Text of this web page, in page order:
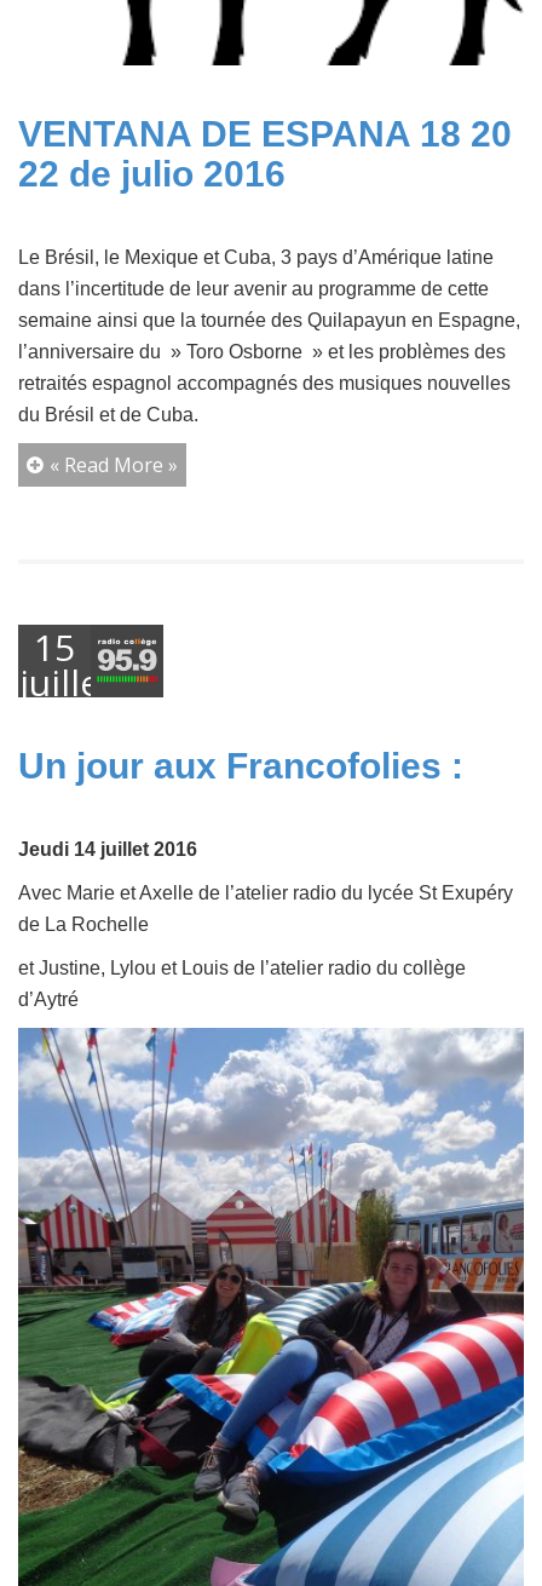
VENTANA DE ESPANA 18 20
22 de julio 2016
Le Brésil, le Mexique et Cuba, 3 pays d’Amérique latine
dans l’incertitude de leur avenir au programme de cette
semaine ainsi que la tournée des Quilapayun en Espagne,
l’anniversaire du » Toro Osborne » et les problèmes des
retraités espagnol accompagnés des musiques nouvelles
du Brésil et de Cuba.
« Read More »
15
juillet
Un jour aux Francofolies :
Jeudi 14 juillet 2016
Avec Marie et Axelle de l’atelier radio du lycée St Exupéry
de La Rochelle
et Justine, Lylou et Louis de l’atelier radio du collège
d’Aytré